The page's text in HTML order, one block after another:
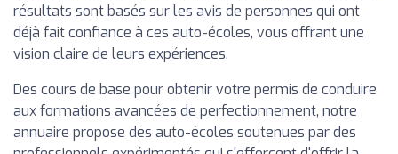
résultats sont basés sur les avis de personnes qui ont
déjà fait confiance à ces auto-écoles, vous offrant une
vision claire de leurs expériences.
Des cours de base pour obtenir votre permis de conduire
aux formations avancées de perfectionnement, notre
annuaire propose des auto-écoles soutenues par des